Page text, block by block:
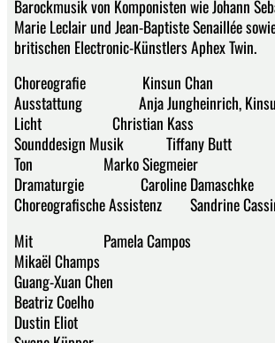
Barockmusik von Komponisten wie Johann
Marie Leclair und Jean-Baptiste Senaillée
britischen Electronic-Künstlers Aphex Twin.
Choreografie Kinsun Chan
Ausstattung Anja Jungheinrich,
Licht Christian Kass
Sounddesign Musik Tiffany Butt
Ton Marko Siegmeier
Dramaturgie Caroline Damaschke
Choreografische Assistenz Sandrine
Mit Pamela Campos
Mikaël Champs
Guang-Xuan Chen
Beatriz Coelho
Dustin Eliot